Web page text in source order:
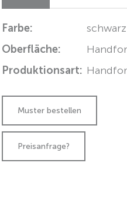
Farbe:
schwarz
Oberfläche:
Produktionsart:
Preisanfrage?